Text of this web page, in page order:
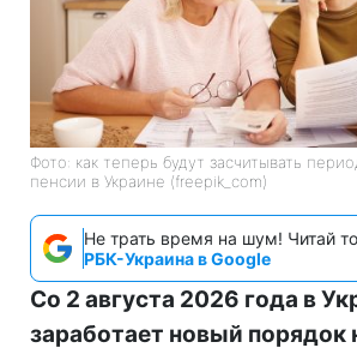
Фото: как теперь будут засчитывать
пенсии в Украине (freepik_com)
Не трать время на шум! Читай
РБК-Украина в Google
Со 2 августа 2026 года в
заработает новый порядок